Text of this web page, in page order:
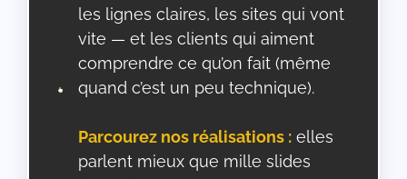
les lignes claires, les sites qui vont
vite — et les clients qui aiment
comprendre ce qu’on fait (même
quand c’est un peu technique).
Parcourez nos réalisations : elles
parlent mieux que mille slides